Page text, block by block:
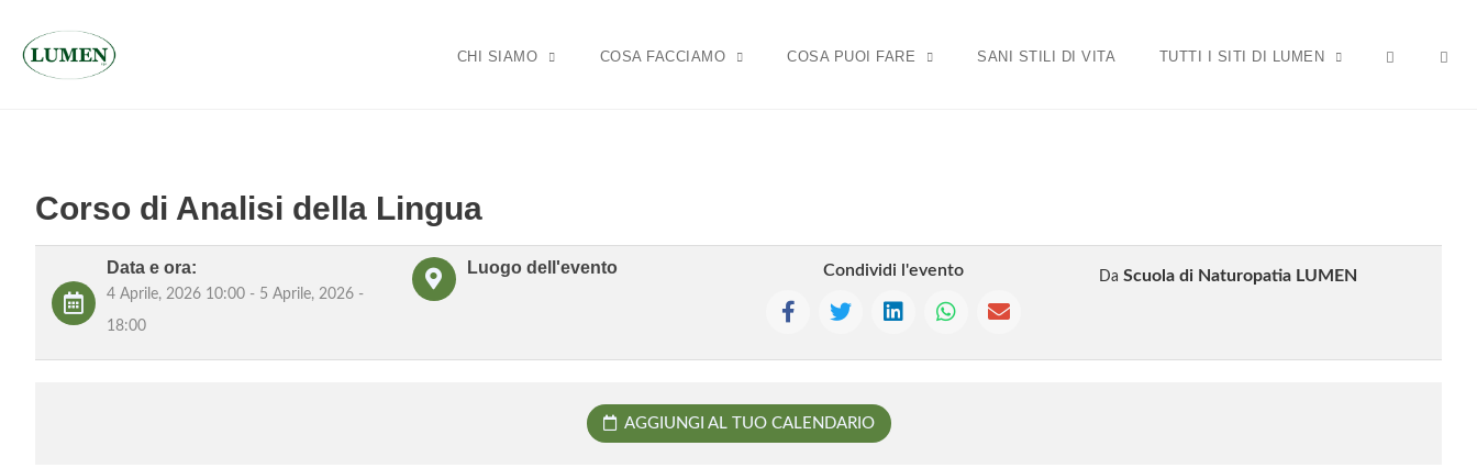
CHI SIAMO COSA FACCIAMO COSA PUOI FARE SANI STILI DI VITA TUTTI I SITI DI LUMEN
Corso di Analisi della Lingua
Data e ora:
4 Aprile, 2026 10:00 - 5 Aprile, 2026 -
18:00
Luogo dell'evento Condividi l'evento Da Scuola di Naturopatia LUMEN
AGGIUNGI AL TUO CALENDARIO